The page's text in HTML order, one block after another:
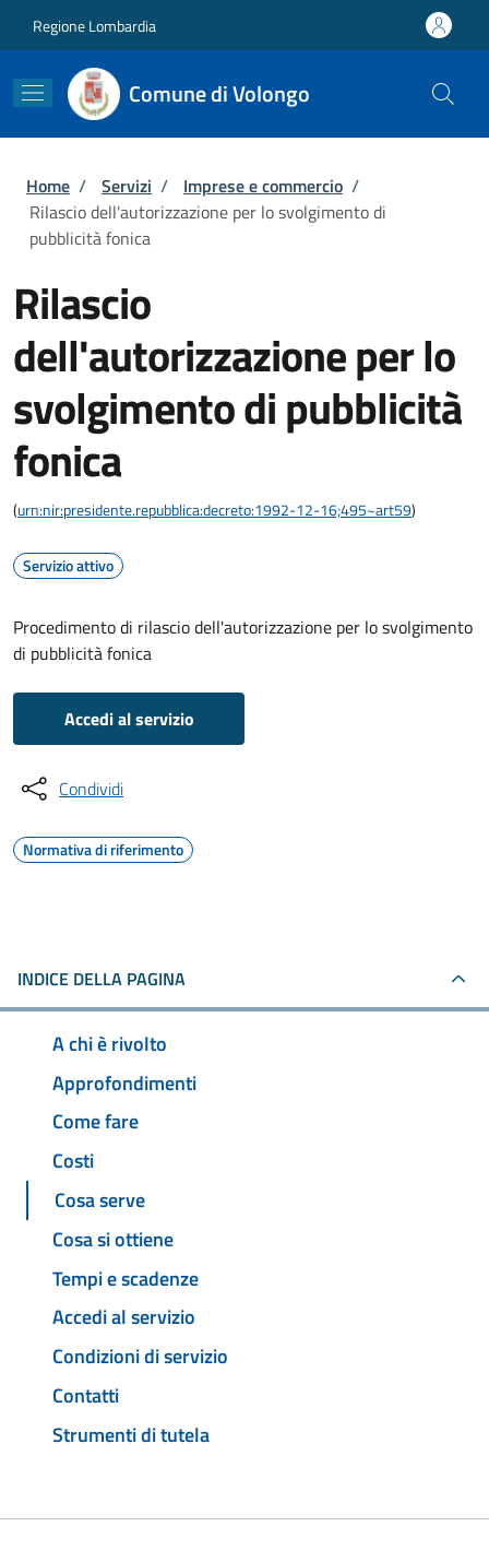
Regione Lombardia
Comune di Volongo
Briciole di pane
Home / Servizi / Imprese e commercio /
Rilascio dell'autorizzazione per lo svolgimento di
pubblicità fonica
Rilascio
dell'autorizzazione per lo
svolgimento di pubblicità
fonica
(urn:nir:presidente.repubblica:decreto:1992-12-16;495~art59)
Servizio attivo
Procedimento di rilascio dell'autorizzazione per lo svolgimento
di pubblicità fonica
Accedi al servizio
Condividi
Normativa di riferimento
INDICE DELLA PAGINA
A chi è rivolto
Approfondimenti
Come fare
Costi
Cosa serve
Cosa si ottiene
Tempi e scadenze
Accedi al servizio
Condizioni di servizio
Contatti
Strumenti di tutela